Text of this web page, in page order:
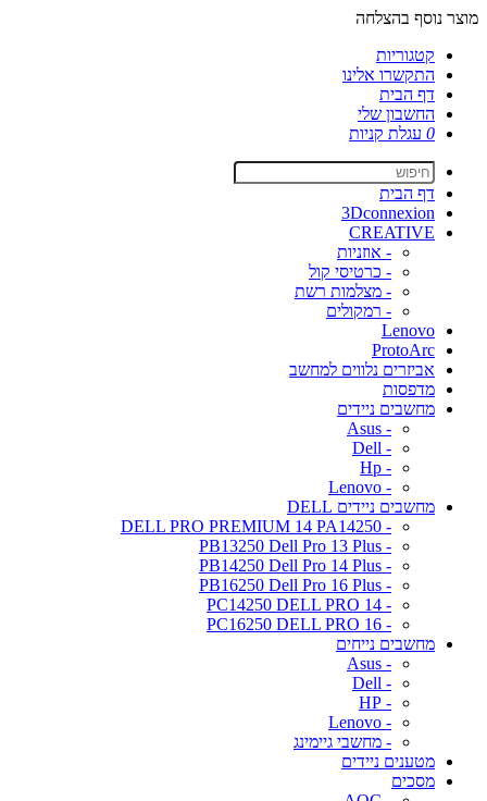
מוצר נוסף בהצלחה
קטגוריות
התקשרו אלינו
דף הבית
החשבון שלי
0 עגלת קניות
דף הבית
3Dconnexion
CREATIVE
- אוזניות
- כרטיסי קול
- מצלמות רשת
- רמקולים
Lenovo
ProtoArc
אביזרים נלווים למחשב
מדפסות
מחשבים ניידים
- Asus
- Dell
- Hp
- Lenovo
מחשבים ניידים DELL
- DELL PRO PREMIUM 14 PA14250
- PB13250 Dell Pro 13 Plus
- PB14250 Dell Pro 14 Plus
- PB16250 Dell Pro 16 Plus
- PC14250 DELL PRO 14
- PC16250 DELL PRO 16
מחשבים נייחים
- Asus
- Dell
- HP
- Lenovo
- מחשבי גיימינג
מטענים ניידים
מסכים